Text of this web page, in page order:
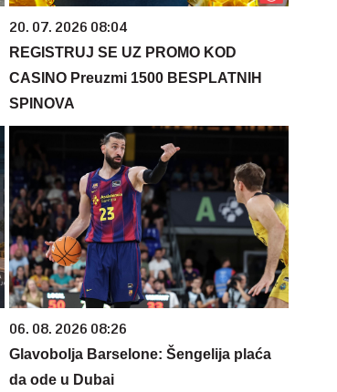
20. 07. 2026 08:04
REGISTRUJ SE UZ PROMO KOD
CASINO Preuzmi 1500 BESPLATNIH
SPINOVA
06. 08. 2026 08:26
Glavobolja Barselone: Šengelija plaća
da ode u Dubai